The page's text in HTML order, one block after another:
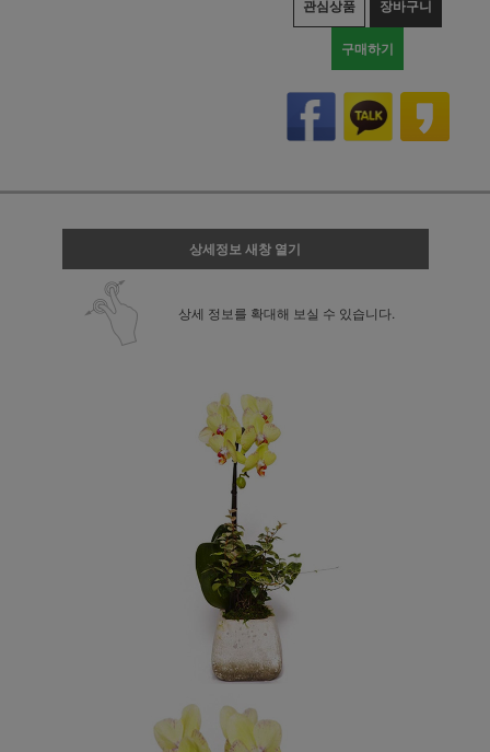
관심상품 장바구니
구매하기
상세정보 새창 열기
상세 정보를 확대해 보실 수 있습니다.